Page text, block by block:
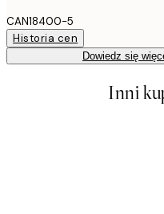
CAN18400-5
Historia cen
Dowiedz się
Inni